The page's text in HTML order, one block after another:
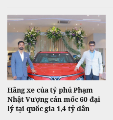
Hãng xe của tỷ phú Phạm
Nhật Vượng cán mốc 60 đại
lý tại quốc gia 1,4 tỷ dân